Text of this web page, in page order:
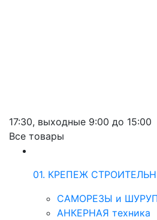
17:30, выходные 9:00 до 15:00
Все товары
01. КРЕПЕЖ
САМОРЕЗЫ и
АНКЕРНАЯ техника